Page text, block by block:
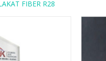
FIBER R28